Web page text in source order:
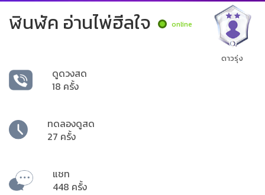
ฬินฬัค อ่านไพ่ฮีลใจ online
ดูดวงสด
18 ครั้ง
ทดลองดูสด
27 ครั้ง
แชท
448 ครั้ง
ดาวรุ่ง